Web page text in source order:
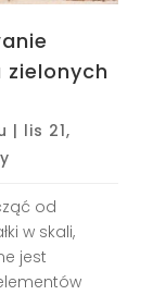
| lis 21,
od
w skali,
jest